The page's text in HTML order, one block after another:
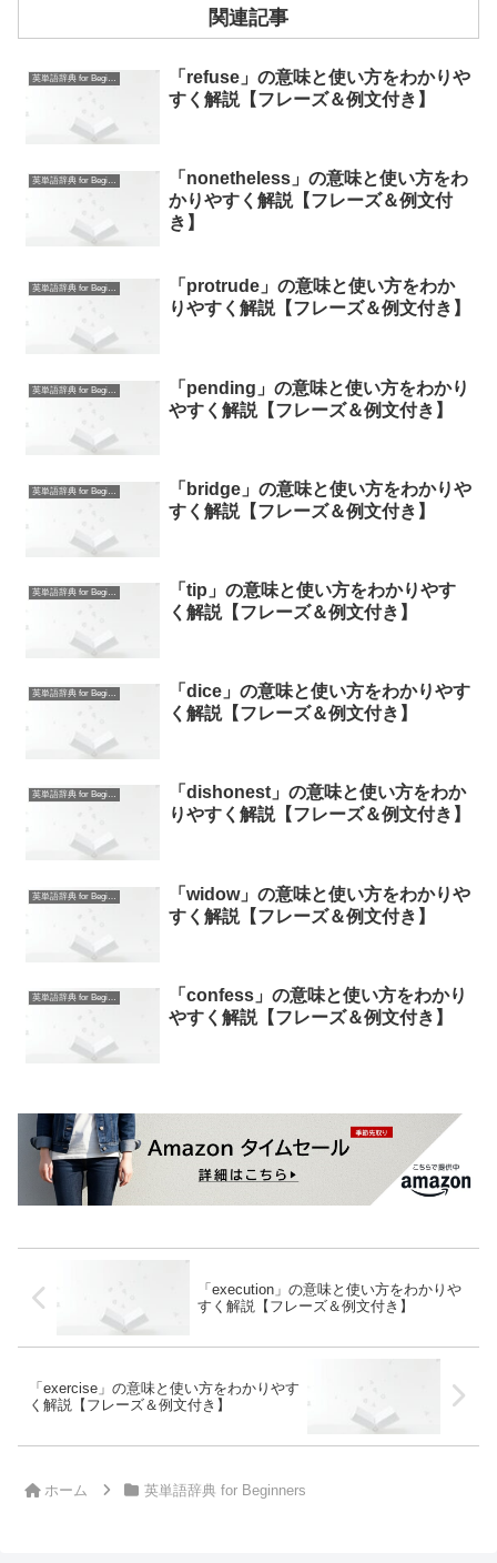
関連記事
英単語辞典 for Beginners
「refuse」の意味と使い方をわかりや
すく解説【フレーズ＆例文付き】
英単語辞典 for Beginners
「nonetheless」の意味と使い方をわ
かりやすく解説【フレーズ＆例文付
き】
英単語辞典 for Beginners
「protrude」の意味と使い方をわか
りやすく解説【フレーズ＆例文付き】
英単語辞典 for Beginners
「pending」の意味と使い方をわかり
やすく解説【フレーズ＆例文付き】
英単語辞典 for Beginners
「bridge」の意味と使い方をわかりや
すく解説【フレーズ＆例文付き】
英単語辞典 for Beginners
「tip」の意味と使い方をわかりやす
く解説【フレーズ＆例文付き】
英単語辞典 for Beginners
「dice」の意味と使い方をわかりやす
く解説【フレーズ＆例文付き】
英単語辞典 for Beginners
「dishonest」の意味と使い方をわか
りやすく解説【フレーズ＆例文付き】
英単語辞典 for Beginners
「widow」の意味と使い方をわかりや
すく解説【フレーズ＆例文付き】
英単語辞典 for Beginners
「confess」の意味と使い方をわかり
やすく解説【フレーズ＆例文付き】
「execution」の意味と使い方をわかりや
すく解説【フレーズ＆例文付き】
「exercise」の意味と使い方をわかりやす
く解説【フレーズ＆例文付き】
ホーム 英単語辞典 for Beginners